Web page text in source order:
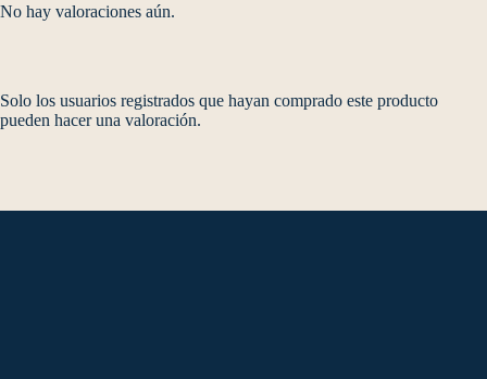
No hay valoraciones aún.
Solo los usuarios registrados que hayan comprado este producto
pueden hacer una valoración.